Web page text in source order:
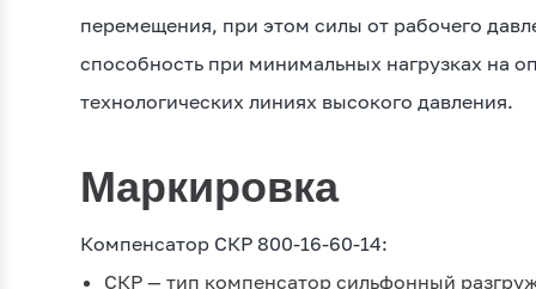
перемещения, при этом силы от рабочего
способность при минимальных нагрузках на
технологических линиях высокого давления.
Маркировка
Компенсатор СКР 800-16-60-14:
СКР — тип компенсатор сильфонный